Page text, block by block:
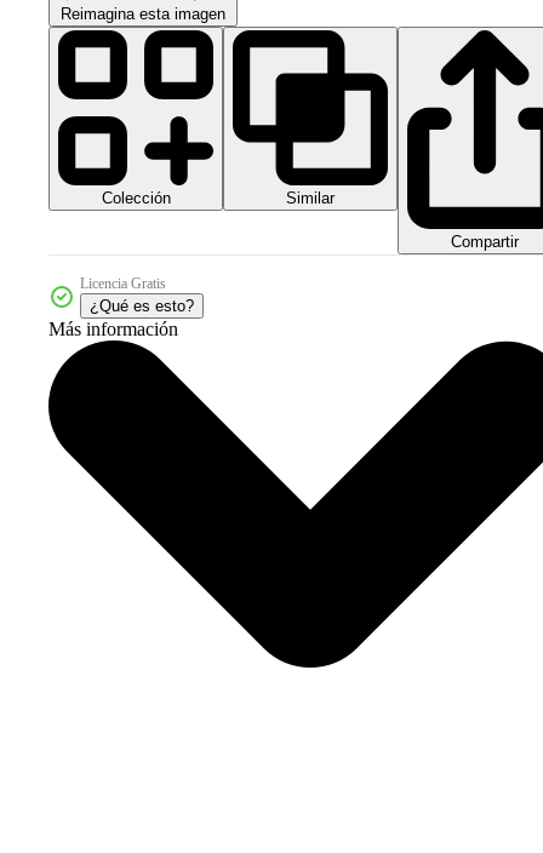
Reimagina esta imagen
Colección Similar
Compartir
Licencia Gratis
¿Qué es esto?
Más información